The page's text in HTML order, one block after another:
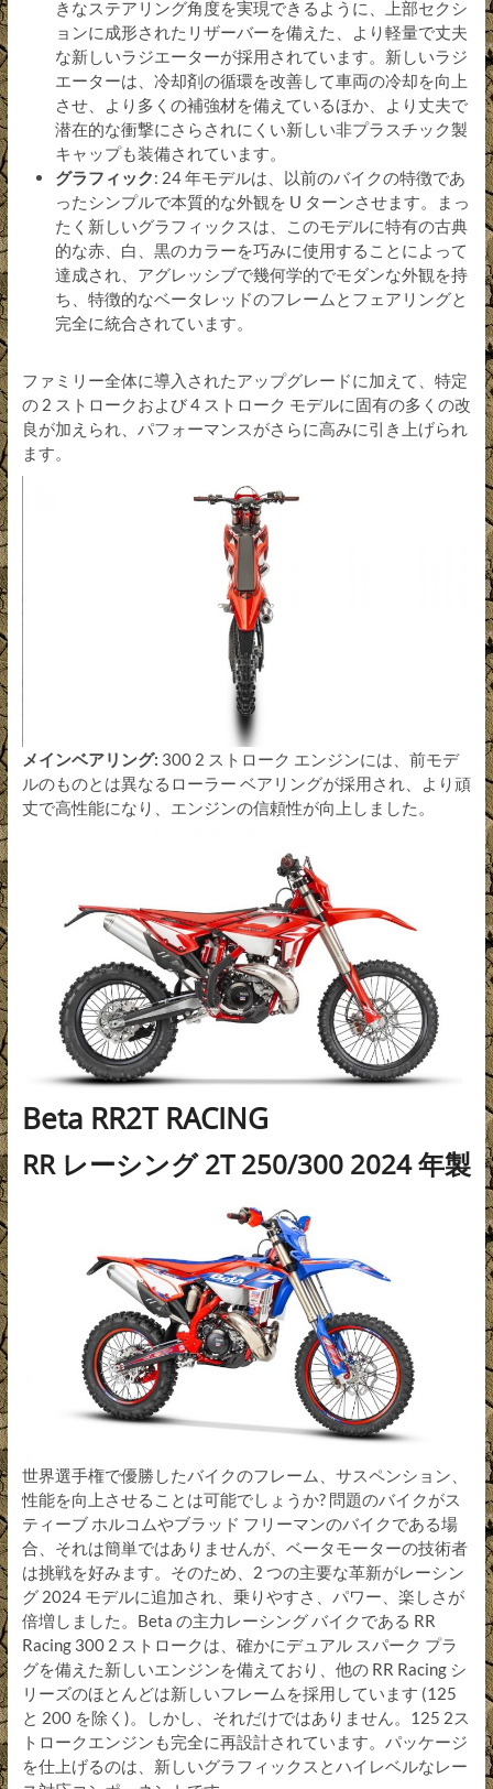
きなステアリング角度を実現できるように、上部セクシ
ョンに成形されたリザーバーを備えた、より軽量で丈夫
な新しいラジエーターが採用されています。新しいラジ
エーターは、冷却剤の循環を改善して車両の冷却を向上
させ、より多くの補強材を備えているほか、より丈夫で
潜在的な衝撃にさらされにくい新しい非プラスチック製
キャップも装備されています。
グラフィック: 24 年モデルは、以前のバイクの特徴であ
ったシンプルで本質的な外観を U ターンさせます。まっ
たく新しいグラフィックスは、このモデルに特有の古典
的な赤、白、黒のカラーを巧みに使用することによって
達成され、アグレッシブで幾何学的でモダンな外観を持
ち、特徴的なベータレッドのフレームとフェアリングと
完全に統合されています。
ファミリー全体に導入されたアップグレードに加えて、特定
の 2 ストロークおよび 4 ストローク モデルに固有の多くの改
良が加えられ、パフォーマンスがさらに高みに引き上げられ
ます。
メインベアリング: 300 2 ストローク エンジンには、前モデ
ルのものとは異なるローラー ベアリングが採用され、より頑
丈で高性能になり、エンジンの信頼性が向上しました。
Beta RR2T RACING
RR レーシング 2T 250/300 2024 年製
世界選手権で優勝したバイクのフレーム、サスペンション、
性能を向上させることは可能でしょうか? 問題のバイクがス
ティーブ ホルコムやブラッド フリーマンのバイクである場
合、それは簡単ではありませんが、ベータモーターの技術者
は挑戦を好みます。そのため、2 つの主要な革新がレーシン
グ 2024 モデルに追加され、乗りやすさ、パワー、楽しさが
倍増しました。Beta の主力レーシング バイクである RR
Racing 300 2 ストロークは、確か​​にデュアル スパーク プラ
グを備えた新しいエンジンを備えており、他の RR Racing シ
リーズのほとんどは新しいフレームを採用しています (125
と 200 を除く)。しかし、それだけではありません。125 2ス
トロークエンジンも完全に再設計されています。パッケージ
を仕上げるのは、新しいグラフィックスとハイレベルなレー